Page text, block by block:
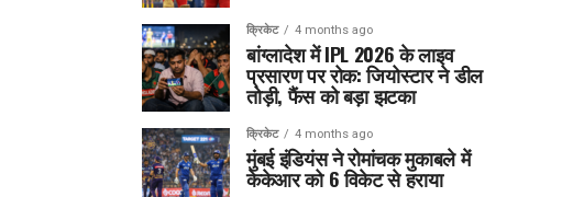
क्रिकेट 4 months ago
बांग्लादेश में IPL 2026 के लाइव
प्रसारण पर रोक: जियोस्टार ने डील
तोड़ी, फैंस को बड़ा झटका
क्रिकेट 4 months ago
मुंबई इंडियंस ने रोमांचक मुकाबले में
केकेआर को 6 विकेट से हराया